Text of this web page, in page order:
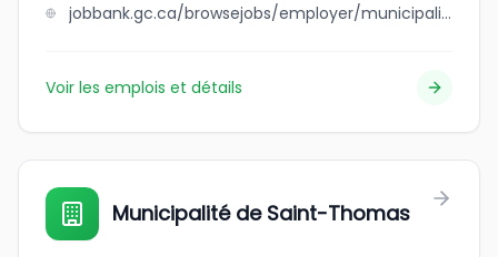
jobbank.gc.ca/browsejobs/employer/municipalite+de+saint-rene-de-+matane/ca
Voir les emplois et détails
Municipalité de Saint-Thomas